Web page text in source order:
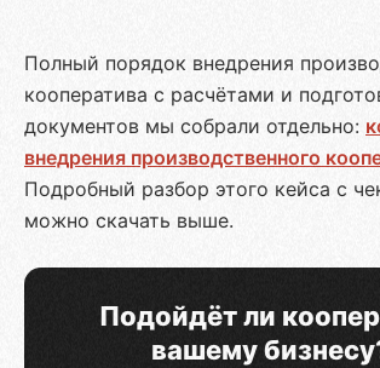
Полный порядок внедрения
кооператива с расчётами и
документов мы собрали отдельно:
внедрения производственного
Подробный разбор этого кейса с
можно скачать выше.
Подойдёт ли
вашему